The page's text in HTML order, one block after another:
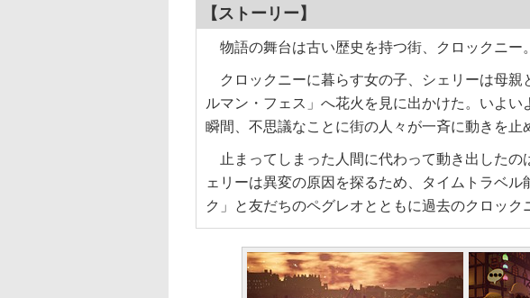
【ストーリー】
物語の舞台は古い歴史を持つ街、クロックニー。
クロックニーに暮らす女の子、シェリーは母親
ルマン・フェス」へ花火を見に出かけた。いよ
瞬間、不思議なことに街の人々が一斉に動きを止
止まってしまった人間に代わって動き出したの
ェリーは異変の原因を探るため、タイムトラベル
ク」と友だちのペグレオとともに過去のクロック